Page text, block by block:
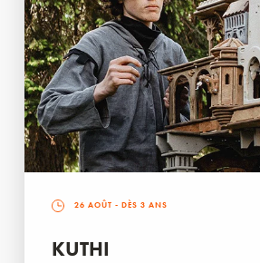
26 AOÛT - DÈS 3 ANS
KUTHI